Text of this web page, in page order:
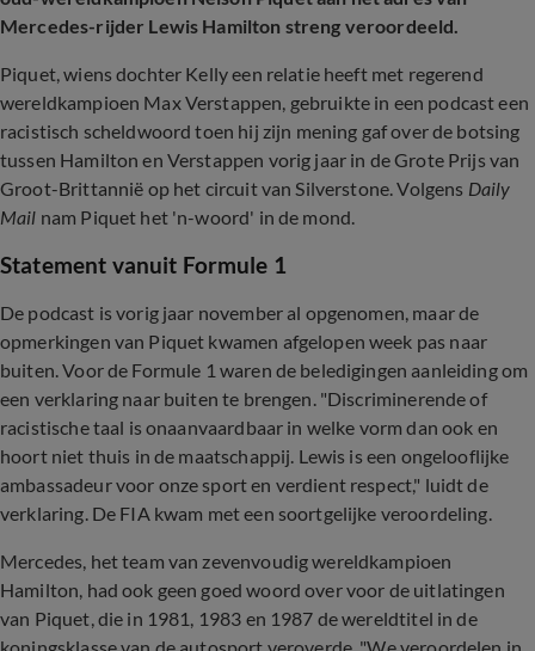
Mercedes-rijder Lewis Hamilton streng veroordeeld.
Piquet, wiens dochter Kelly een relatie heeft met regerend
wereldkampioen Max Verstappen, gebruikte in een podcast een
racistisch scheldwoord toen hij zijn mening gaf over de botsing
tussen Hamilton en Verstappen vorig jaar in de Grote Prijs van
Groot-Brittannië op het circuit van Silverstone. Volgens Daily
Mail nam Piquet het 'n-woord' in de mond.
Statement vanuit Formule 1
De podcast is vorig jaar november al opgenomen, maar de
opmerkingen van Piquet kwamen afgelopen week pas naar
buiten. Voor de Formule 1 waren de beledigingen aanleiding om
een verklaring naar buiten te brengen. "Discriminerende of
racistische taal is onaanvaardbaar in welke vorm dan ook en
hoort niet thuis in de maatschappij. Lewis is een ongelooflijke
ambassadeur voor onze sport en verdient respect," luidt de
verklaring. De FIA kwam met een soortgelijke veroordeling.
Mercedes, het team van zevenvoudig wereldkampioen
Hamilton, had ook geen goed woord over voor de uitlatingen
van Piquet, die in 1981, 1983 en 1987 de wereldtitel in de